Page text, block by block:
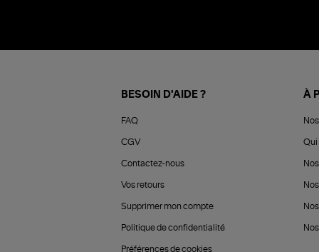
BESOIN D'AIDE ?
FAQ
CGV
Contactez-nous
Vos retours
Supprimer mon compte
Politique de confidentialité
Préférences de cookies
À
Qui